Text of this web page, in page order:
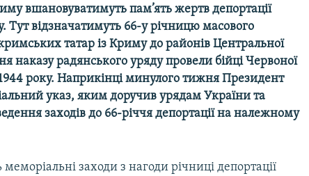
вшановуватимуть пам’ять жертв депортації
Тут відзначатимуть 66-у річницю масового
татар із Криму до районів Центральної
наказу радянського уряду провели бійці Червоної
1944 року. Наприкінці минулого тижня Президент
указ, яким доручив урядам України та
заходів до 66-річчя депортації на належному
заходи з нагоди річниці депортації